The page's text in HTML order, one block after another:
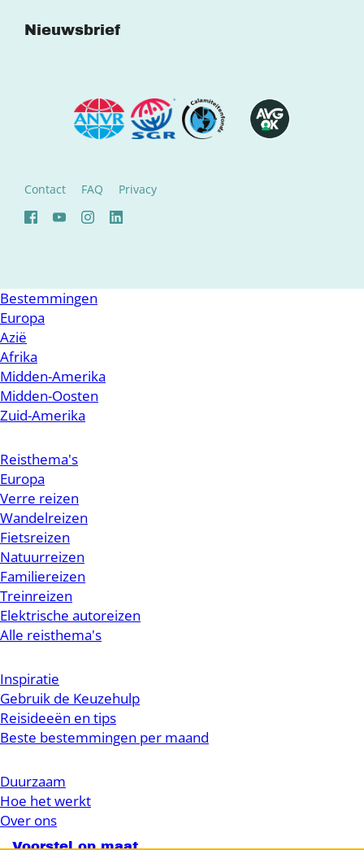
Nieuwsbrief
Contact FAQ Privacy
Bestemmingen
Europa
Azië
Afrika
Midden-Amerika
Midden-Oosten
Zuid-Amerika
Reisthema's
Europa
Verre reizen
Wandelreizen
Fietsreizen
Natuurreizen
Familiereizen
Treinreizen
Elektrische autoreizen
Alle reisthema's
Inspiratie
Gebruik de Keuzehulp
Reisideeën en tips
Beste bestemmingen per maand
Duurzaam
Hoe het werkt
Over ons
Voorstel op maat